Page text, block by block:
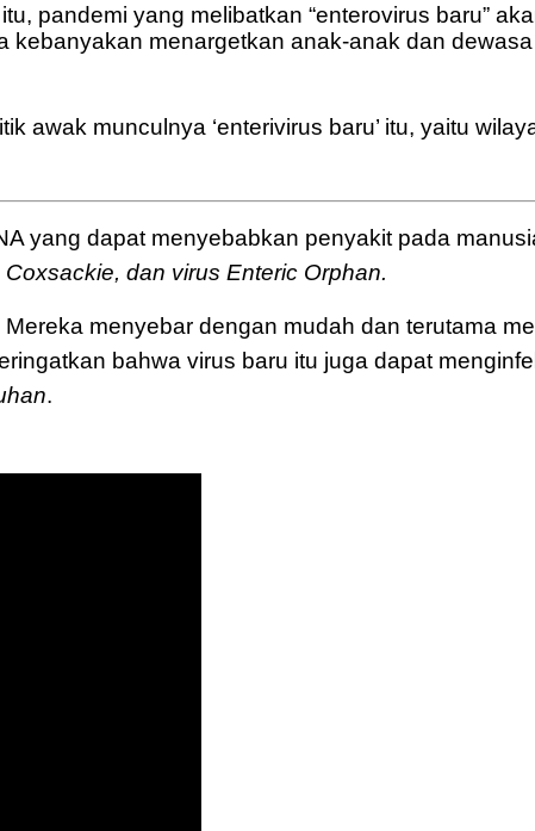
pandemi yang melibatkan “enterovirus baru”
menargetkan anak-anak dan
awak munculnya ‘enterivirus baru’ itu, yaitu
yang dapat menyebabkan penyakit pada
dan virus Enteric Orphan.
menyebar dengan mudah dan terutama
bahwa virus baru itu juga dapat
.